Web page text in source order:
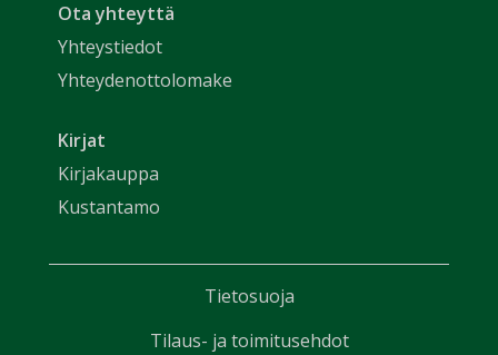
Ota yhteyttä
Yhteystiedot
Yhteydenottolomake
Kirjat
Kirjakauppa
Kustantamo
Tietosuoja
Tilaus- ja toimitusehdot